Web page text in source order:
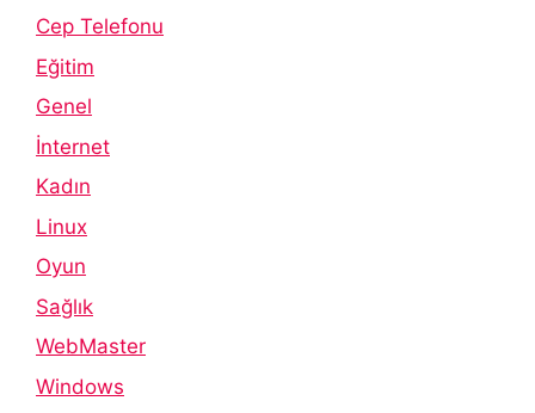
Cep Telefonu
Eğitim
Genel
İnternet
Kadın
Linux
Oyun
Sağlık
WebMaster
Windows